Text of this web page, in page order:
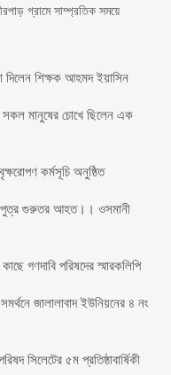
গ্রামে সাম্প্রতিক সময়ে
দিলেন শিক্ষক আহমদ ইয়াসিন
সকল মানুষের চোখে ছিলেন এক
কর্মসূচি অনুষ্ঠিত
ও পুত্র গুরুতর আহত।। ওসমানী
গণদাবি পরিষদের স্মারকলিপি
জালালাবাদ ইউনিয়নের ৪ নং
সিলেটের ৫ম প্রতিষ্ঠাবার্ষিকী